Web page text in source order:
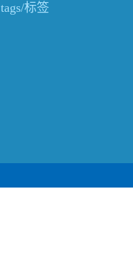
tags/标签